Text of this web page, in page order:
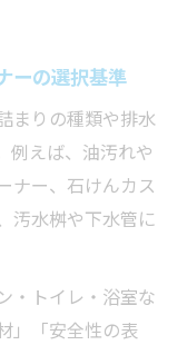
ーの選択基準
まりの種類や排水
例えば、油汚れや
ナー、石けんカス
汚水桝や下水管に
・トイレ・浴室な
」「安全性の表